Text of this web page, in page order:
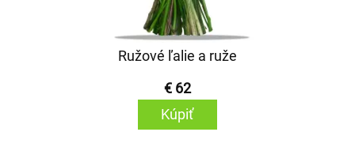
Ružové ľalie a ruže
€ 62
Kúpiť